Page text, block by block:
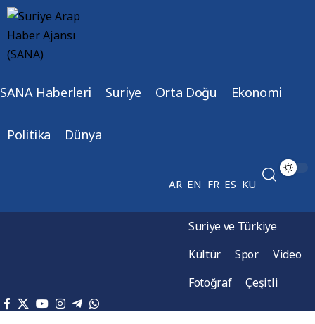
SANA Haberleri Suriye Orta Doğu Ekonomi
Politika Dünya
AR EN FR ES KU
Suriye ve Türkiye
Kültür
Spor
Video
Fotoğraf
Çeşitli